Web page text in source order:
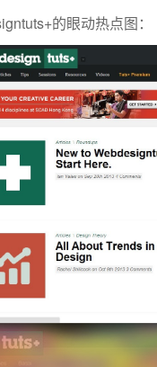
的眼动热点图：